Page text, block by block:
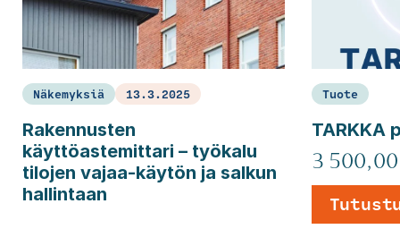
Näkemyksiä 13.3.2025
Rakennusten
käyttöastemittari – työkalu
tilojen vajaa-käytön ja salkun
hallintaan
Tuote
TARKKA
3